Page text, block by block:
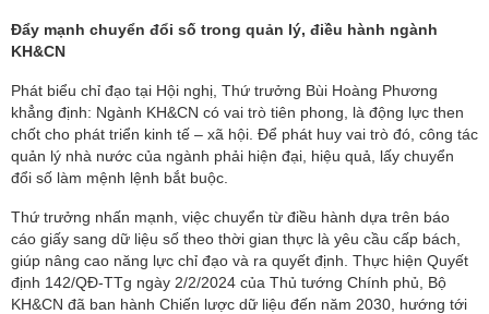
Đẩy mạnh chuyển đổi số trong quản lý, điều hành ngành
KH&CN
Phát biểu chỉ đạo tại Hội nghị, Thứ trưởng Bùi Hoàng Phương
khẳng định: Ngành KH&CN có vai trò tiên phong, là động lực then
chốt cho phát triển kinh tế – xã hội. Để phát huy vai trò đó, công tác
quản lý nhà nước của ngành phải hiện đại, hiệu quả, lấy chuyển
đổi số làm mệnh lệnh bắt buộc.
Thứ trưởng nhấn mạnh, việc chuyển từ điều hành dựa trên báo
cáo giấy sang dữ liệu số theo thời gian thực là yêu cầu cấp bách,
giúp nâng cao năng lực chỉ đạo và ra quyết định. Thực hiện Quyết
định 142/QĐ-TTg ngày 2/2/2024 của Thủ tướng Chính phủ, Bộ
KH&CN đã ban hành Chiến lược dữ liệu đến năm 2030, hướng tới